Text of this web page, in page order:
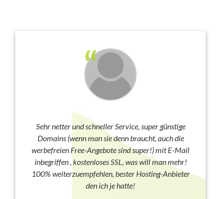
Sehr netter und schneller Service, super günstige
Domains (wenn man sie denn braucht, auch die
werbefreien Free-Angebote sind super!) mit E-Mail
inbegriffen , kostenloses SSL, was will man mehr!
100% weiterzuempfehlen, bester Hosting-Anbieter
den ich je hatte!